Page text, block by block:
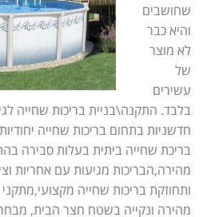
גינה וחוץ
מאמרים
צור קשר
תקנון אתר
Israel construction
הוסף עסק
מדיניות עוגיות
מדיניות הפרטיות
footer
שחושבים
והיא כבר
לא מוצר
של
עשירים
בלבד. התקנה\בניית בריכות שחייה
חדשניות בתחום בריכות שחייה
בריכת שחייה ביתית בעלות סבירה
מהירה,הבריכות מגיעות עם אחריות
ותחוזקת בריכות שחייה
מהירה ונקייה בשטח חצר הבית, מבחר